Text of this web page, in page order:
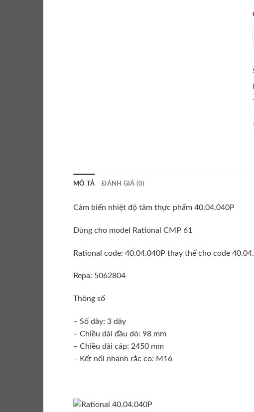
MÔ TẢ ĐÁNH GIÁ (0)
Cảm biến nhiệt độ tâm thực phẩm 40.04.040P
Dùng cho model Rational CMP 61
Rational code: 40.04.040P thay thế cho code
Repa: 5062804
Thông số
– Số dây: 3 dây
– Chiều dài đầu dò: 98 mm
– Chiều dài cáp: 2450 mm
– Kết nối nhanh rắc co: M16